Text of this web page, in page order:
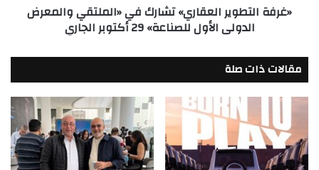
للصناعة»
الجاري
«غرفة التطوير العقاري» تشارك في «الملتقي والمعرض
الدولى الأول للصناعة» 29 أكتوبر الجاري
مقالات ذات صلة